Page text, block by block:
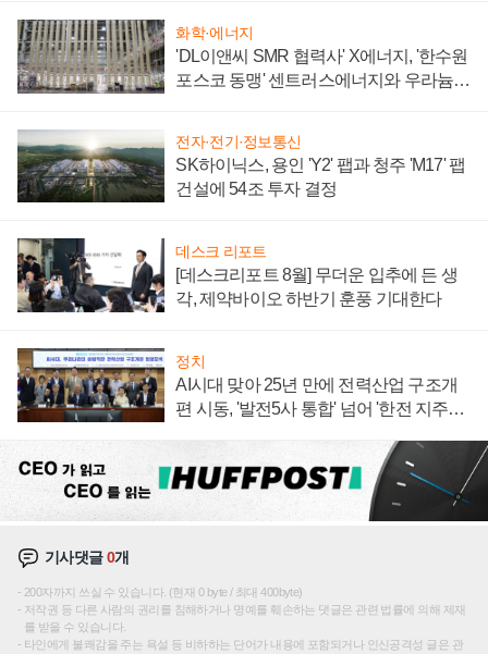
화학·에너지
'DL이앤씨 SMR 협력사' X에너지, '한수원
포스코 동맹' 센트러스에너지와 우라늄
전자·전기·정보통신
SK하이닉스, 용인 'Y2' 팹과 청주 'M17' 팹
건설에 54조 투자 결정
데스크 리포트
[데스크리포트 8월] 무더운 입추에 든 생
각, 제약바이오 하반기 훈풍 기대한다
정치
AI시대 맞아 25년 만에 전력산업 구조개
편 시동, '발전5사 통합' 넘어 '한전 지주사'
기사댓글0개
200자까지 쓰실 수 있습니다. (현재 0 byte / 최대 400byte)
저작권 등 다른 사람의 권리를 침해하거나 명예를 훼손하는 댓글은 관련 법률에 의해 제재
를 받을 수 있습니다.
타인에게 불쾌감을 주는 욕설 등 비하하는 단어가 내용에 포함되거나 인신공격성 글은 관